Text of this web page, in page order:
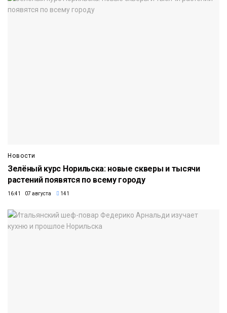
Новости
Зелёный курс Норильска: новые скверы и тысячи
растений появятся по всему городу
16:41 07 августа 141